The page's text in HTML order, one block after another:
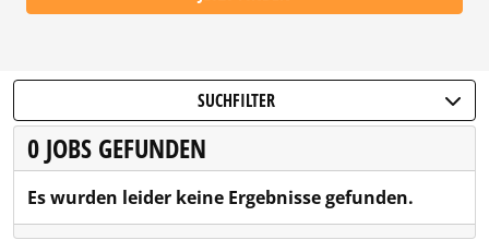
SUCHFILTER
0 JOBS GEFUNDEN
Es wurden leider keine Ergebnisse gefunden.